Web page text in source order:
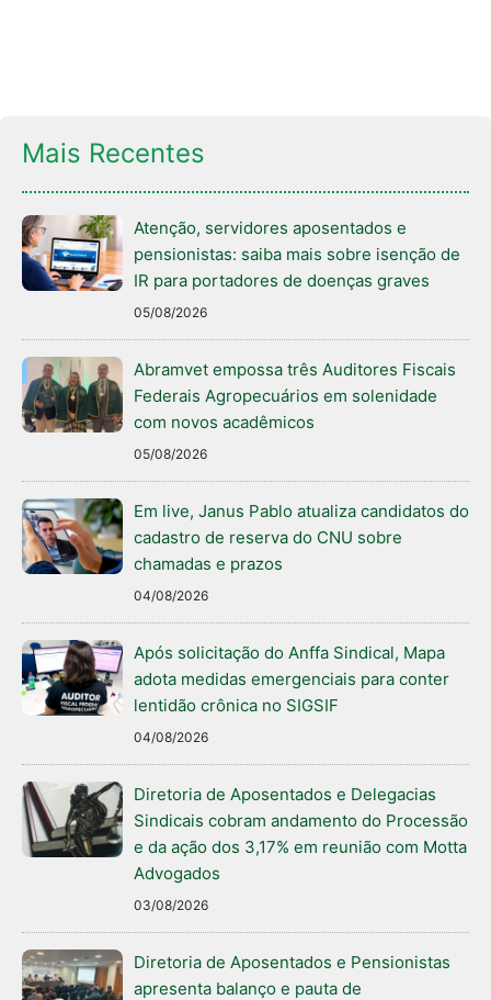
Mais Recentes
Atenção, servidores aposentados e
pensionistas: saiba mais sobre isenção de
IR para portadores de doenças graves
05/08/2026
Abramvet empossa três Auditores Fiscais
Federais Agropecuários em solenidade
com novos acadêmicos
05/08/2026
Em live, Janus Pablo atualiza candidatos do
cadastro de reserva do CNU sobre
chamadas e prazos
04/08/2026
Após solicitação do Anffa Sindical, Mapa
adota medidas emergenciais para conter
lentidão crônica no SIGSIF
04/08/2026
Diretoria de Aposentados e Delegacias
Sindicais cobram andamento do Processão
e da ação dos 3,17% em reunião com Motta
Advogados
03/08/2026
Diretoria de Aposentados e Pensionistas
apresenta balanço e pauta de